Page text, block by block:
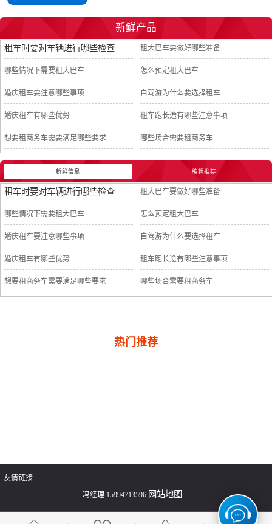
新鲜产品
租车时要对车辆进行哪些检查 租大巴车要做好哪些准备
哪些情况下需要租大巴车 怎么预定租大巴车
婚庆租车要注意哪些事项 自驾游为什么要选择租车
婚庆租车有哪些优势 租车跑长途有哪些注意事项
想要租商务车需要满足哪些要求 哪些场合需要租商务车
新鲜信息 编辑推荐
租车时要对车辆进行哪些检查 租大巴车要做好哪些准备
哪些情况下需要租大巴车 怎么预定租大巴车
婚庆租车要注意哪些事项 自驾游为什么要选择租车
婚庆租车有哪些优势 租车跑长途有哪些注意事项
想要租商务车需要满足哪些要求 哪些场合需要租商务车
热门推荐
友情链接:
冯经理 15994713596 网站地图